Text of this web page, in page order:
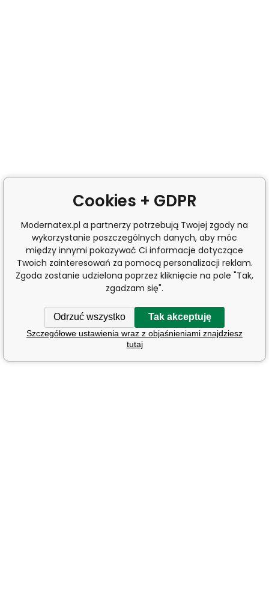
Cookies + GDPR
Modernatex.pl a partnerzy potrzebują Twojej zgody na
wykorzystanie poszczególnych danych, aby móc
między innymi pokazywać Ci informacje dotyczące
Twoich zainteresowań za pomocą personalizacji reklam.
Zgoda zostanie udzielona poprzez kliknięcie na pole "Tak,
zgadzam się".
Odrzuć wszystko Tak akceptuję
Szczegółowe ustawienia wraz z objaśnieniami znajdziesz
tutaj